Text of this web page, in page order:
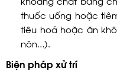
thuốc uống hoặc
tiêu hoá hoặc ăn
nôn…).
Biện pháp xử trí